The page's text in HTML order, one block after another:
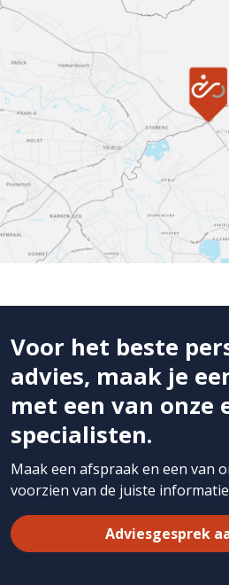
Voor het beste
advies, maak je
met een van onze
specialisten.
Maak een afspraak en een van
voorzien van de juiste
Adviesgesprek